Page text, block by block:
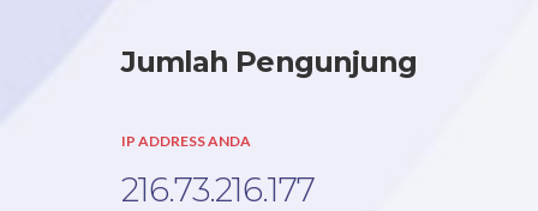
Jumlah Pengunjung
IP ADDRESS ANDA
216.73.216.177